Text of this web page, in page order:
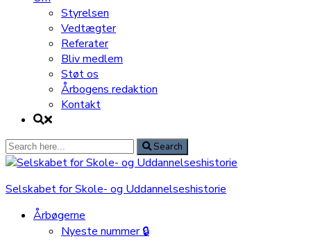
Styrelsen
Vedtægter
Referater
Bliv medlem
Støt os
Årbogens redaktion
Kontakt
Search
for:
Search
Selskabet for Skole- og Uddannelseshistorie
Årbøgerne
Nyeste nummer 🔒